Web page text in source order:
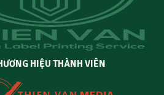
HIỆU THÀNH VIÊN